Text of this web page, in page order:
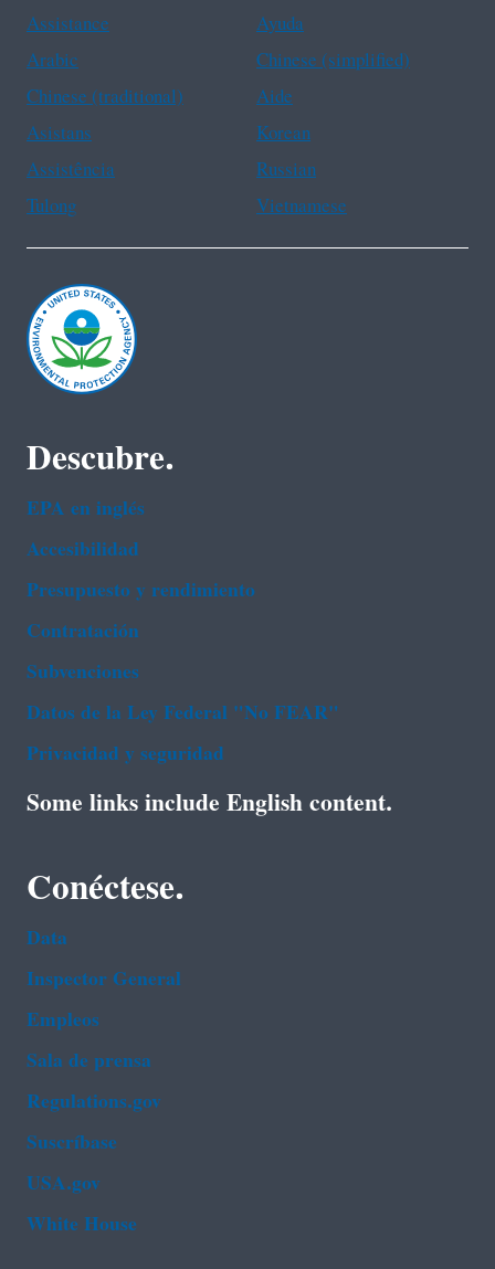
Assistance
Ayuda
Arabic
Chinese (simplified)
Chinese (traditional)
Aide
Asistans
Korean
Assistência
Russian
Tulong
Vietnamese
Descubre.
EPA en ingl‌és
Accesibilidad
Presupuesto y rendimiento
Contratación
Subvenciones
Datos de la Ley Federal "No FEAR"
Privacidad y seguridad
Some links include English content.
Conéctese.
Data
Inspector General
Empleos
Sala de prensa
Regulations.gov
Suscríbase
USA.gov
White House